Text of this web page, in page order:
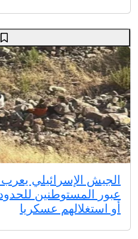
الجيش الإسرائيلي
عبور المستوطنين
أو استغلالهم عسكريا